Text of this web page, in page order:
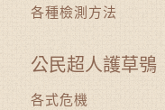
各種檢測方法
公民超人護草鴞
各式危機